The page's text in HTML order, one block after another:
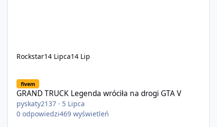
Rockstar14 Lipca14 Lip
fivem
GRAND TRUCK Legenda wróciła na drogi GTA V
pyskaty2137 · 5 Lipca
0 odpowiedzi469 wyświetleń